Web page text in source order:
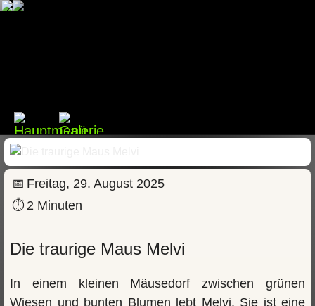
📅 Freitag, 29. August 2025
⏱ 2 Minuten
Die traurige Maus Melvi
In einem kleinen Mäusedorf zwischen grünen
Wiesen und bunten Blumen lebt Melvi. Sie ist eine